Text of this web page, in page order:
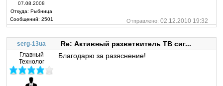
07.08.2008
Откуда: Рыбница
Сообщений: 2501 Отправлено: 02.12.2010 19:32
serg-13ua Re: Активный разветвитель ТВ сиг...
Главный
Технолог
Благодарю за разяснение!